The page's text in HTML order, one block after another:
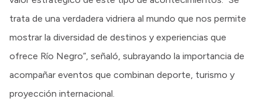
trata de una verdadera vidriera al mundo que nos permite
mostrar la diversidad de destinos y experiencias que
ofrece Río Negro”, señaló, subrayando la importancia de
acompañar eventos que combinan deporte, turismo y
proyección internacional.